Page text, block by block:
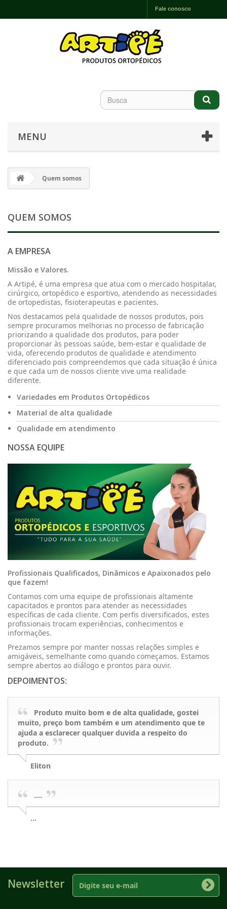
Fale conosco
MENU
Quem somos
QUEM SOMOS
A EMPRESA
Missão e Valores.
A Artipé, é uma empresa que atua com o mercado hospitalar,
cirúrgico, ortopédico e esportivo, atendendo as necessidades
de ortopedistas, fisioterapeutas e pacientes.
Nos destacamos pela qualidade de nossos produtos, pois
sempre procuramos melhorias no processo de fabricação
priorizando a qualidade dos produtos, para poder
proporcionar às pessoas saúde, bem-estar e qualidade de
vida, oferecendo produtos de qualidade e atendimento
diferenciado pois compreendemos que cada situação é única
e que cada um de nossos cliente vive uma realidade
diferente.
Variedades em Produtos Ortopédicos
Material de alta qualidade
Qualidade em atendimento
NOSSA EQUIPE
Profissionais Qualificados, Dinâmicos e Apaixonados pelo
que fazem!
Contamos com uma equipe de profissionais altamente
capacitados e prontos para atender as necessidades
específicas de cada cliente. Com perfis diversificados, estes
profissionais trocam experiências, conhecimentos e
informações.
Prezamos sempre por manter nossas relações simples e
amigáveis, semelhante como quando começamos. Estamos
sempre abertos ao diálogo e prontos para ouvir.
DEPOIMENTOS:
Produto muito bom e de alta qualidade, gostei
muito, preço bom também e um atendimento que te
ajuda a esclarecer qualquer duvida a respeito do
produto.
Eliton
....
...
Newsletter